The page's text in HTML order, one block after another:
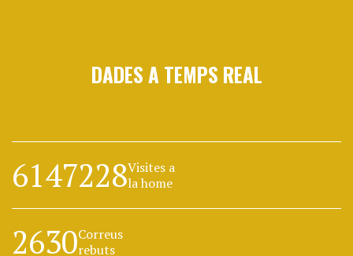
DADES A TEMPS REAL
6147228Visites a
la home
2630Correus
rebuts